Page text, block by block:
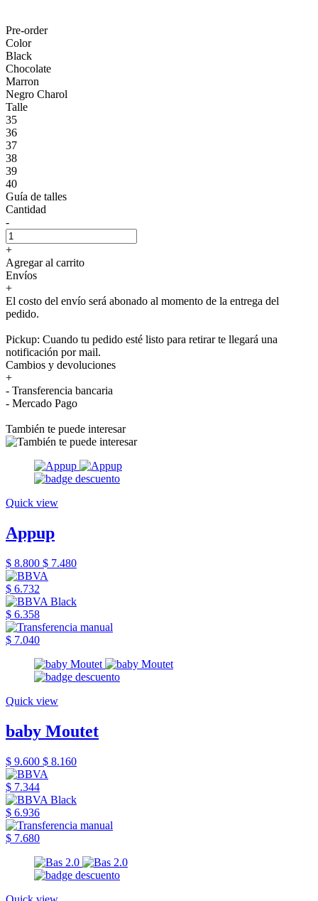
Pre-order
Color
Black
Chocolate
Marron
Negro Charol
Talle
35
36
37
38
39
40
Guía de talles
Cantidad
-
+
Agregar al carrito
Envíos
+
El costo del envío será abonado al momento de la entrega del
pedido.
Pickup: Cuando tu pedido esté listo para retirar te llegará una
notificación por mail.
Cambios y devoluciones
+
- Transferencia bancaria
- Mercado Pago
También te puede interesar
Quick view
Appup
$ 8.800 $ 7.480
$ 6.732
$ 6.358
$ 7.040
Quick view
baby Moutet
$ 9.600 $ 8.160
$ 7.344
$ 6.936
$ 7.680